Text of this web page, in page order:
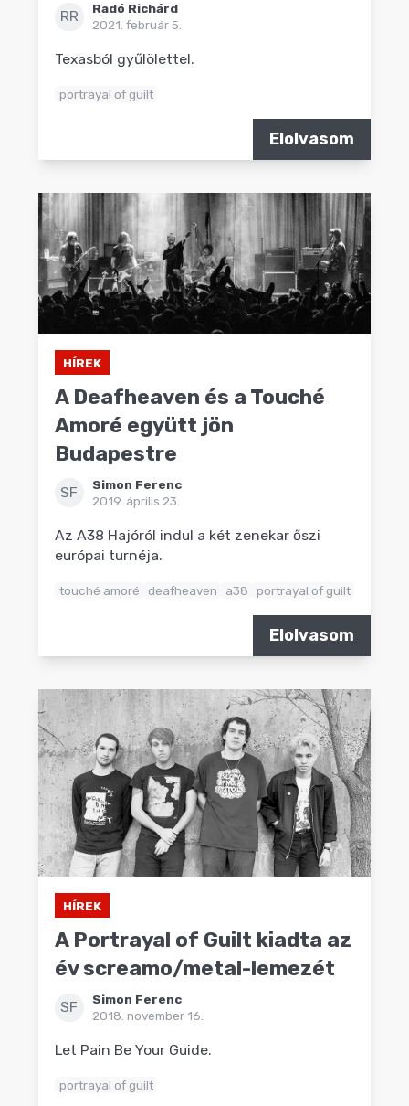
RR
Radó Richárd
2021. február 5.
Texasból gyűlölettel.
portrayal of guilt
Elolvasom
HÍREK
A Deafheaven és a Touché
Amoré együtt jön
Budapestre
SF
Simon Ferenc
2019. április 23.
Az A38 Hajóról indul a két zenekar őszi
európai turnéja.
touché amoré deafheaven a38 portrayal of guilt
Elolvasom
HÍREK
A Portrayal of Guilt kiadta az
év screamo/metal-lemezét
SF
Simon Ferenc
2018. november 16.
Let Pain Be Your Guide.
portrayal of guilt